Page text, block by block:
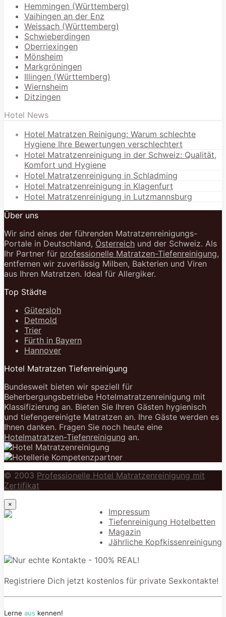
Hemmingen (Württemberg)
Vaihingen an der Enz
Weissach (Württemberg)
Schwieberdingen
Oberriexingen
Mönsheim
Markgröningen
Illingen (Württemberg)
Wiernsheim
Ditzingen
Hotel News
Hotel Matratzen Reinigung: Warum schlechte
Hygiene Ihre Bewertungen verschlechtert
Hotel Matratzenreinigung in der Schweiz: Qualität,
Komfort und Hygiene
Hotel Matratzenreinigung in Schladming
Hotel Matratzenreinigung in Klagenfurt
Hotel Matratzenreinigung in Lutzmannsburg
Über uns
Wir sind eines der führenden Matratzenreinigungs-
Portale in Deutschland, Österreich und der Schweiz. Als
Ihr Partner für professionelle Matratzen-Tiefenreinigung,
entfernen wir zuverlässig Milben, Bakterien und Viren
aus Ihren Matratzen. Ideal für Allergiker.
Top Städte
Gütersloh
Detmold
Trier
Fürth in Bayern
Hannover
Hotel Matratzen Tiefenreinigung
Bundesweit bieten wir speziell für
Beherbergungsbetriebe Hotelmatratzenreinigung mit
Klassifizierung an. Bieten Sie Ihren Gästen hygienisch
und tiefengereinigte Matratzen an. Ihre Gäste werden es
Ihnen danken. Fragen Sie noch heute eine
Hotelmatratzen-Tiefenreinigung an.
© 2003 Professionelle Hotel Matratzenreinigung mit
Zertifikat
Impressum
Tiefenreinigung Hotelbetten
Magazin
Jährliche Kopfkissenreinigung
×
Registriere Dich jetzt kostenlos für private Sexkontakte!
Lerne aus kennen!